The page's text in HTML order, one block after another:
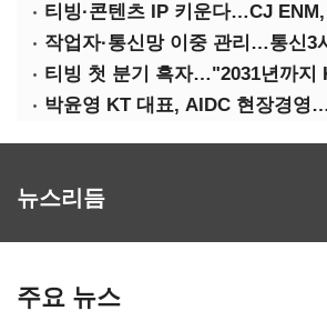
뉴스리듬
주요 뉴스